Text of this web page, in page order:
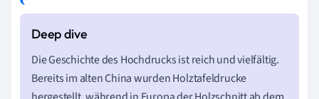
Die Geschichte des Hochdrucks ist reich und vielfältig.
Bereits im alten China wurden Holztafeldrucke